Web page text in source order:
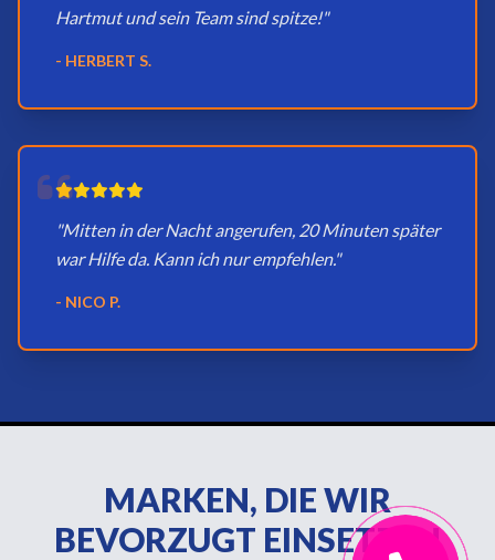
Hartmut und sein Team sind spitze!"
- HERBERT S.
"Mitten in der Nacht angerufen, 20 Minuten später
war Hilfe da. Kann ich nur empfehlen."
- NICO P.
MARKEN, DIE WIR
BEVORZUGT EINSETZEN